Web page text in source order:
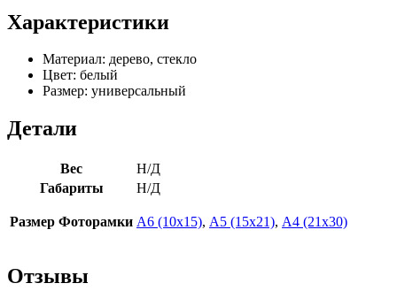
Характеристики
Материал: дерево, стекло
Цвет: белый
Размер: универсальный
Детали
Вес
Н/Д
Габариты
Н/Д
Размер Фоторамки А6 (10х15), А5 (15х21), А4 (21х30)
Отзывы